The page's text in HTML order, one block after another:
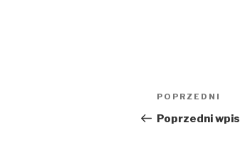
Nawigacja
wpisu
Poprzedni
wpis
POPRZEDNI
Poprzedni wpis